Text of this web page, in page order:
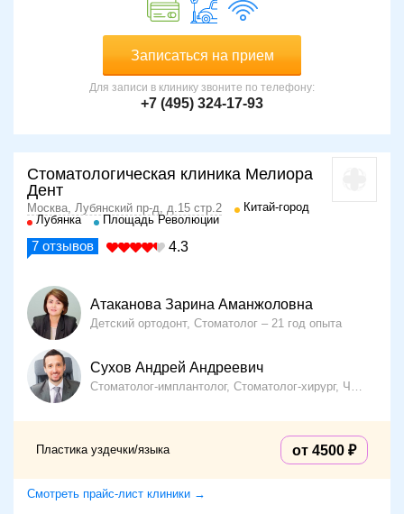
Записаться на прием
Для записи в клинику звоните по телефону:
+7 (495) 324-17-93
Стоматологическая клиника Мелиора
Дент
Москва, Лубянский пр-д, д.15 стр.2
Китай-город
Лубянка
Площадь Революции
7 отзывов 4.3
Атаканова Зарина Аманжоловна
Детский ортодонт, Стоматолог 21 год опыта
Сухов Андрей Андреевич
Стоматолог-имплантолог, Стоматолог-хирург, Челюстно-лицевой хирург
Пластика уздечки/языка от 4500
Смотреть прайс-лист клиники →